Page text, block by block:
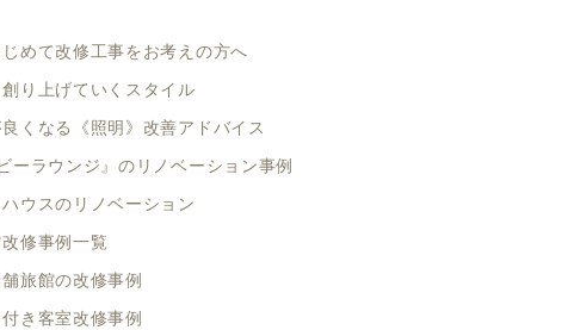
めて改修工事をお考えの方へ
り上げていくスタイル
くなる《照明》改善アドバイス
ーラウンジ』のリノベーション事例
ウスのリノベーション
修事例一覧
旅館の改修事例
き客室改修事例